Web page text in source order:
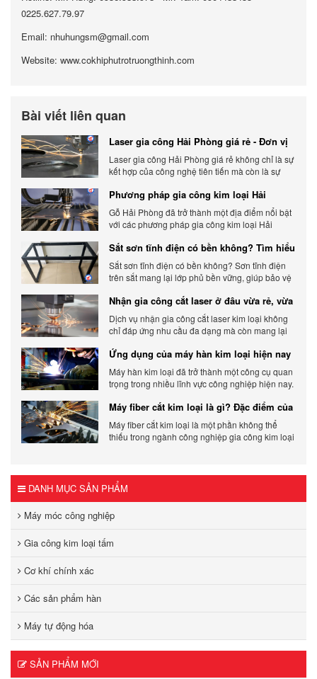
0225.627.79.97
Email: nhuhungsm@gmail.com
Website: www.cokhiphutrotruongthinh.com
Bài viết liên quan
Laser gia công Hải Phòng giá rẻ - Đơn vị
gia công báo giá chính xác
Laser gia công Hải Phòng giá rẻ không chỉ là sự
kết hợp của công nghệ tiên tiến mà còn là sự
khách hàng. Xem ngay nhé.
Phương pháp gia công kim loại Hải
Phòng phổ biến hiện nay
Gỗ Hải Phòng đã trở thành một địa điểm nổi bật
với các phương pháp gia công kim loại Hải
Sắt sơn tĩnh điện có bền không? Tìm hiểu
chi tiết
Sắt sơn tĩnh điện có bền không? Sơn tĩnh điện
trên sắt mang lại lớp phủ bền vững, giúp bảo vệ
động bên ngoài.
Nhận gia công cắt laser ở đâu vừa rẻ, vừa
chất lượng
Dịch vụ nhận gia công cắt laser kim loại không
chỉ đáp ứng nhu cầu đa dạng mà còn mang lại
Ứng dụng của máy hàn kim loại hiện nay
Máy hàn kim loại đã trở thành một công cụ quan
trọng trong nhiều lĩnh vực công nghiệp hiện nay.
Máy fiber cắt kim loại là gì? Đặc điểm của
máy fiber
Máy fiber cắt kim loại là một phần không thể
thiếu trong ngành công nghiệp gia công kim loại
DANH MỤC SẢN PHẨM
Máy móc công nghiệp
Gia công kim loại tấm
Cơ khí chính xác
Các sản phẩm hàn
Máy tự động hóa
SẢN PHẨM MỚI